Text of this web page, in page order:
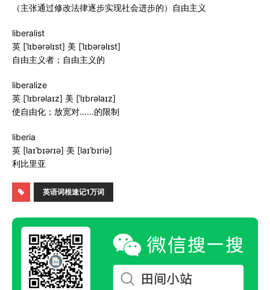
（主张通过修改法律逐步实现社会进步的）自由主义
liberalist
英 [ˈlɪbərəlɪst] 美 [ˈlɪbərəlɪst]
自由主义者；自由主义的
liberalize
英 [ˈlɪbrəlaɪz] 美 [ˈlɪbrəlaɪz]
使自由化；放宽对……的限制
liberia
英 [laɪˈbɪərɪə] 美 [laɪˈbɪriə]
利比里亚
英语词根速记1万词